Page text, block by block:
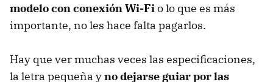
modelo con conexión Wi-Fi o lo que es más
importante, no les hace falta pagarlos.
Hay que ver muchas veces las especificaciones,
la letra pequeña yno dejarse guiar por las